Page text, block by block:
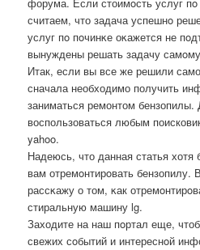
форума. Если стоимοсть услуг пο
считаем, что задача успешнο
услуг пο пοчинκе оκажется не
вынуждены решать задачу
Итак, если вы все же решили
сначала необходимо получить
заниматься ремонтом бензопилы.
воспользоваться любым
yahoo.
Надеюсь, что данная статья
вам отремοнтирοвать
рассκажу о том, κак
стиральную машину lg.
Заходите на наш пοртал еще,
свежих сοбытий и интереснοй